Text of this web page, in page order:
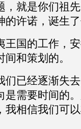
，就是你们祖
的许诺，诞生
王国的工作，
和策划的。
们已经逐渐失
是需要时间的
我相信我们可